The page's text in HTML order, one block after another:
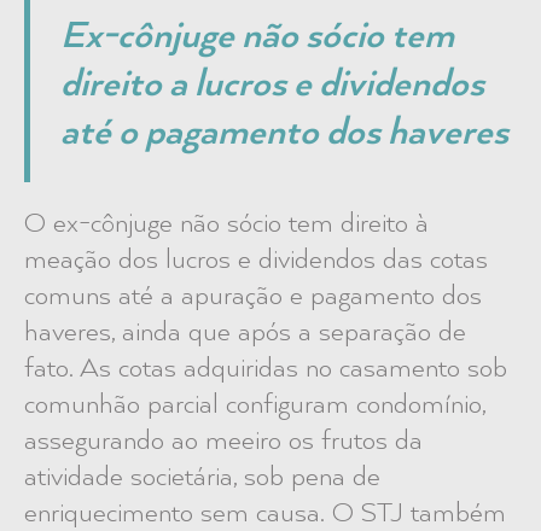
Ex-cônjuge não sócio tem
direito a lucros e dividendos
até o pagamento dos haveres
O ex-cônjuge não sócio tem direito à
meação dos lucros e dividendos das cotas
comuns até a apuração e pagamento dos
haveres, ainda que após a separação de
fato. As cotas adquiridas no casamento sob
comunhão parcial configuram condomínio,
assegurando ao meeiro os frutos da
atividade societária, sob pena de
enriquecimento sem causa. O STJ também